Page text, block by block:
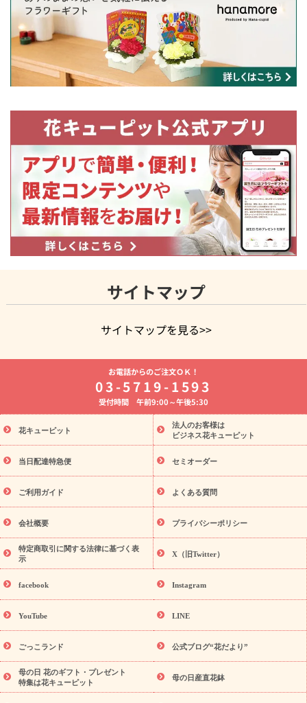
サイトマップ
サイトマップを見る>>
よく贈られる花
お祝いの花特集
誕生日フラワーギフト特集
8月の誕生花(トルコキキョウ)
開店・開業祝い
お供え・お悔やみ お供え・お悔やみの花
通夜・葬儀に贈る花 胡蝶蘭・花鉢
ーブドフラワー
季節のイベント
ひまわり ギフト・プレゼント
特集
お盆 花（新盆・初盆） 季節のイベント
お盆 花（新
盆・初盆）
お盆 花（新盆・初盆）
お盆・お供え 花とセットギ
フト
お盆・お供え プリザーブドフラワー
ひまわり ギフト・プ
レゼント特集
夏の花贈り・お中元・暑中見舞い 花のギフト特集
敬老の日におくる花ギフト・プレゼント特集
花ギフト・プレゼント特集
敬老の日 花のおすすめランキング
敬
老の日 花鉢植えのギフト・プレゼント特集
敬老の日 花とセットギ
フト・プレゼント特集
敬老の日の花 全てのギフト一覧
キャン
ペーン
映画『ウォーターガーディアンズ』コラボキャンペーン
「きょう誕生日なんです」キャンペーン
誕生日の花を探す
誕生日フラワーギフト 誕生日フラワーギフト特集
(トルコキキョウ)
9月の誕生花(リンドウ)
ら探す
お祝いの花特集 当日配達特急便 お祝い商品一覧
念日
結婚祝い 出産祝い 退院祝い・快気祝い
寿祝い
プチギフト ペットのお祝いフラワー
お電話からのご注文ＯＫ！
03-5719-1593
受付時間 午前9:00～午後5:30
花キューピット
法人のお客様は
ビジネス花キューピット
当日配達特急便 セミオーダー
ご利用ガイド よくある質問
会社概要 プライバシーポリシー
特定商取引に関する法律に基づく表
示
X（旧Twitter）
facebook Instagram
YouTube LINE
ごっこランド 公式ブログ“花だより”
母の日 花のギフト・プレゼント
特集は花キューピット
母の日産直花鉢